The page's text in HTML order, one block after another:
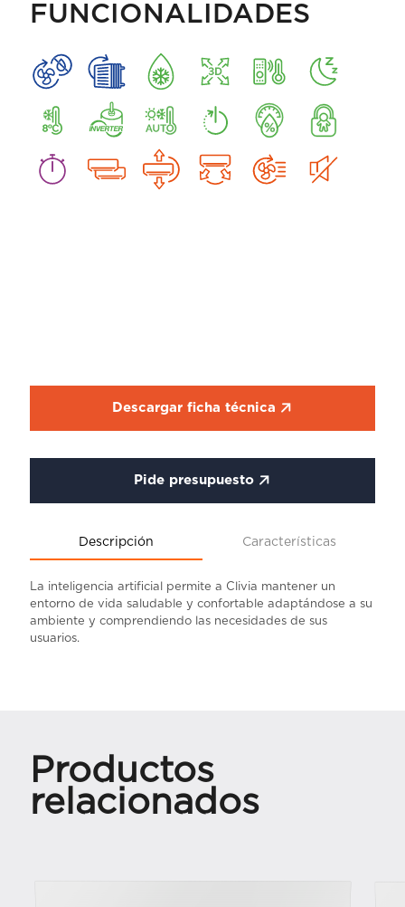
FUNCIONALIDADES
Descargar ficha técnica
Pide presupuesto
Descripción Características
La inteligencia artificial permite a Clivia mantener un
entorno de vida saludable y confortable adaptándose a su
ambiente y comprendiendo las necesidades de sus
usuarios.
Productos
relacionados